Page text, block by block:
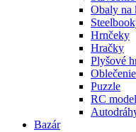
Obaly na
Hrnčeky
Hračky
Plyšové
Oblečenie
Puzzle
RC
Bazár